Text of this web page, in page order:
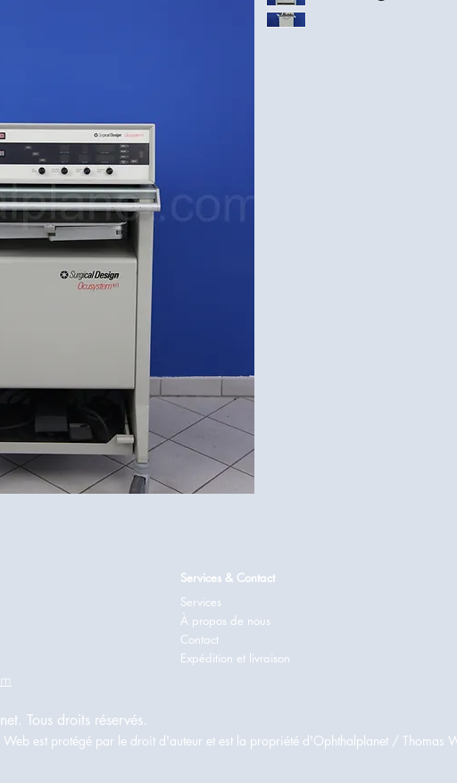
Services & Contact
Services
À propos de nous
Contact
Expédition et livraison
Tous droits réservés.
Web est protégé par le droit d'auteur et est la propriété d'Ophthalplanet / Thomas